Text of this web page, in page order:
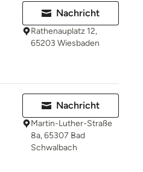
Nachricht
Rathenauplatz 12,
65203 Wiesbaden
Nachricht
Martin-Luther-Straße
8a, 65307 Bad
Schwalbach